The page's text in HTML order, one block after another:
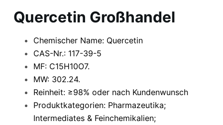
Quercetin Großhandel
Chemischer Name: Quercetin
CAS-Nr.: 117-39-5
MF: C15H10O7.
MW: 302.24.
Reinheit: ≥98% oder nach Kundenwunsch
Produktkategorien: Pharmazeutika;
Intermediates & Feinchemikalien;